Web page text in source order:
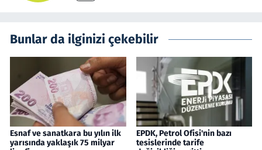
Bunlar da ilginizi çekebilir
Esnaf ve sanatkara bu yılın ilk
yarısında yaklaşık 75 milyar
EPDK, Petrol Ofisi'nin bazı
tesislerinde tarife